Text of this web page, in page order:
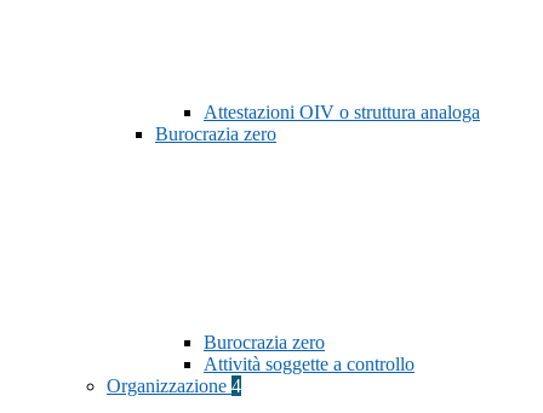
Attestazioni OIV o struttura analoga
Burocrazia zero
Burocrazia zero
Attività soggette a controllo
Organizzazione 4